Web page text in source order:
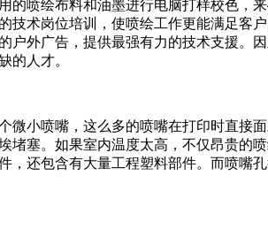
喷绘布料和油墨进行电脑打样校色，
术岗位培训，使喷绘工作更能满足客
外广告，提供最强有力的技术支援。
的人才。
小喷嘴，这么多的喷嘴在打印时直接
塞。如果室内温度太高，不仅昂贵的
还包含有大量工程塑料部件。而喷嘴